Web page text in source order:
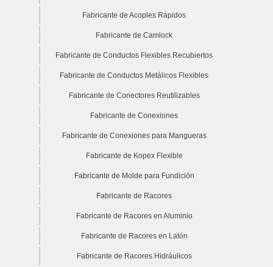
Fabricante de Acoples Rápidos
Fabricante de Camlock
Fabricante de Conductos Flexibles Recubiertos
Fabricante de Conductos Metálicos Flexibles
Fabricante de Conectores Reutilizables
Fabricante de Conexiones
Fabricante de Conexiones para Mangueras
Fabricante de Kopex Flexible
Fabricante de Molde para Fundición
Fabricante de Racores
Fabricante de Racores en Aluminio
Fabricante de Racores en Latón
Fabricante de Racores Hidráulicos